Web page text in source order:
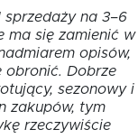
sprzedaży na 3–6
ma się zamienić w
opisów,
obronić. Dobrze
sezonowy i
zakupów, tym
rzeczywiście